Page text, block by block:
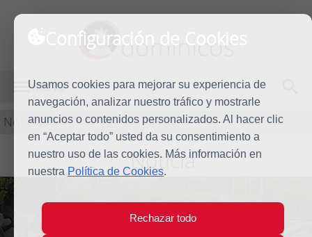
Configuración de Cookies
Usamos cookies para mejorar su experiencia de
navegación, analizar nuestro tráfico y mostrarle
anuncios o contenidos personalizados. Al hacer clic
en “Aceptar todo” usted da su consentimiento a
nuestro uso de las cookies. Más información en
nuestra Política de Cookies.
Rechazar todo
dominicos
MENÚ
Noticias
Noticia